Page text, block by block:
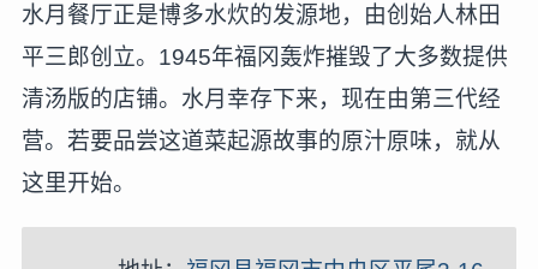
水月餐厅正是博多水炊的发源地，由创始人林田
平三郎创立。1945年福冈轰炸摧毁了大多数提供
清汤版的店铺。水月幸存下来，现在由第三代经
营。若要品尝这道菜起源故事的原汁原味，就从
这里开始。